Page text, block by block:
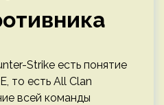
Strike есть понятие
то есть All Clan
всей команды